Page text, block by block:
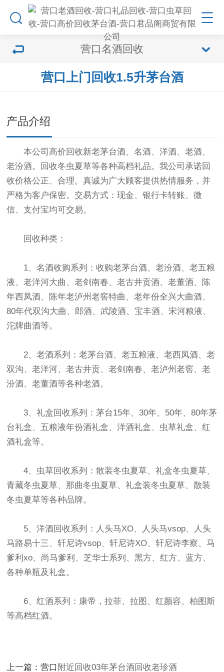
营口名酒回收
营口上门回收1.5升茅台酒
产品介绍
本公司高价回收新老茅台酒、名酒、洋酒、老酒、
老汾酒。回收冬虫夏草等各种高档礼品。我公司承诺回
收价格公正、合理。真诚为广大顾客提供热情服务，并
严格为客户保密。交易方式：现金、银行卡转账、微
信、支付宝均可交易。
回收种类：
1、名酒收购系列：收购老茅台酒、老汾酒、老五粮
液、老洋河大曲、老剑南春、老古井贡酒、老董酒、陈
年西凤酒、陈年老泸州老窖特曲、老年份全兴大曲酒、
80年代双沟大曲、郎酒、武陵酒、宝丰酒、宋河粮液、
沱牌曲酒等。
2、老酒系列：老茅台酒、老五粮液、老西凤酒、老
双沟、老洋河、老古井贡、老剑南春、老泸州老窖、老
汾酒、老董酒等各种老酒。
3、礼盒回收系列：茅台15年、30年、50年、80年茅
台礼盒、五粮液年份酒礼盒、洋酒礼盒、虫草礼盒、红
酒礼盒等。
4、虫草回收系列：散装冬虫夏草、礼盒冬虫夏草、
青藏冬虫夏草、那曲冬虫夏草、礼盒装冬虫夏草、散装
冬虫夏草等各种品牌。
5、洋酒回收系列：人头马XO、人头马vsop、人头
马路易十三、轩尼诗vsop、轩尼诗XO、轩尼诗李察、马
爹利xo、尚马爹利、芝华士系列、黑方、红方、蓝方、
各种单瓶及礼盒。
6、红酒系列：康帝，拉菲、拉图、红颜容、柏图斯
等高档红酒。
上一篇：营口 附近回收03年茅台酒回收老珍酒